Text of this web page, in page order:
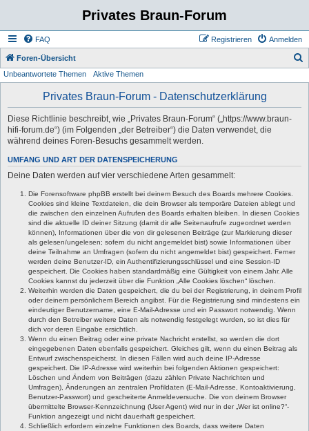
Privates Braun-Forum
FAQ Anmelden
Registrieren
Foren-Übersicht
Unbeantwortete Themen Aktive Themen
Privates Braun-Forum - Datenschutzerklärung
Diese Richtlinie beschreibt, wie „Privates Braun-Forum“ („https://www.braun-
hifi-forum.de“) (im Folgenden „der Betreiber“) die Daten verwendet, die
während deines Foren-Besuchs gesammelt werden.
UMFANG UND ART DER DATENSPEICHERUNG
Deine Daten werden auf vier verschiedene Arten gesammelt:
Die Forensoftware phpBB erstellt bei deinem Besuch des Boards mehrere Cookies.
Cookies sind kleine Textdateien, die dein Browser als temporäre Dateien ablegt und
die zwischen den einzelnen Aufrufen des Boards erhalten bleiben. In diesen Cookies
sind die aktuelle ID deiner Sitzung (damit dir alle Seitenaufrufe zugeordnet werden
können), Informationen über die von dir gelesenen Beiträge (zur Markierung dieser
als gelesen/ungelesen; sofern du nicht angemeldet bist) sowie Informationen über
deine Teilnahme an Umfragen (sofern du nicht angemeldet bist) gespeichert. Ferner
werden deine Benutzer-ID, ein Authentifizierungsschlüssel und eine Session-ID
gespeichert. Die Cookies haben standardmäßig eine Gültigkeit von einem Jahr. Alle
Cookies kannst du jederzeit über die Funktion „Alle Cookies löschen“ löschen.
Weiterhin werden die Daten gespeichert, die du bei der Registrierung, in deinem Profil
oder deinem persönlichem Bereich angibst. Für die Registrierung sind mindestens ein
eindeutiger Benutzername, eine E-Mail-Adresse und ein Passwort notwendig. Wenn
durch den Betreiber weitere Daten als notwendig festgelegt wurden, so ist dies für
dich vor deren Eingabe ersichtlich.
Wenn du einen Beitrag oder eine private Nachricht erstellst, so werden die dort
eingegebenen Daten ebenfalls gespeichert. Gleiches gilt, wenn du einen Beitrag als
Entwurf zwischenspeicherst. In diesen Fällen wird auch deine IP-Adresse
gespeichert. Die IP-Adresse wird weiterhin bei folgenden Aktionen gespeichert:
Löschen und Ändern von Beiträgen (dazu zählen Private Nachrichten und
Umfragen), Änderungen an zentralen Profildaten (E-Mail-Adresse, Kontoaktivierung,
Benutzer-Passwort) und gescheiterte Anmeldeversuche. Die von deinem Browser
übermittelte Browser-Kennzeichnung (User Agent) wird nur in der „Wer ist online?“-
Funktion angezeigt und nicht dauerhaft gespeichert.
Schließlich erfordern einzelne Funktionen des Boards, dass weitere Daten